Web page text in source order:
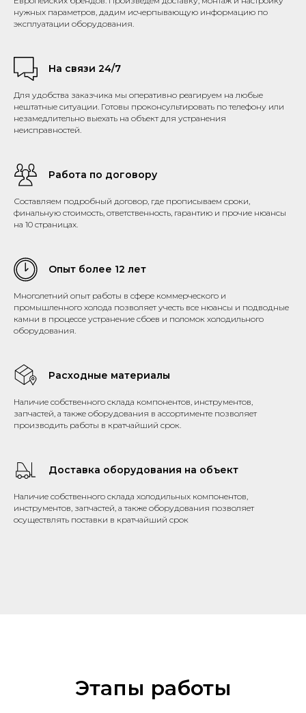
нужных параметров, дадим исчерпывающую информацию по
эксплуатации оборудования.
На связи 24/7
Для удобства заказчика мы оперативно реагируем на любые
нештатные ситуации. Готовы проконсультировать по телефону или
незамедлительно выехать на объект для устранения
неисправностей.
Работа по договору
Составляем подробный договор, где прописываем сроки,
финальную стоимость, ответственность, гарантию и прочие нюансы
на 10 страницах.
Опыт более 12 лет
Многолетний опыт работы в сфере коммерческого и
промышленного холода позволяет учесть все нюансы и подводные
камни в процессе устранение сбоев и поломок холодильного
оборудования.
Расходные материалы
Наличие собственного склада компонентов, инструментов,
запчастей, а также оборудования в ассортименте позволяет
производить работы в кратчайший срок.
Доставка оборудования на объект
Наличие собственного склада холодильных компонентов,
инструментов, запчастей, а также оборудования позволяет
осуществлять поставки в кратчайший срок
Этапы работы